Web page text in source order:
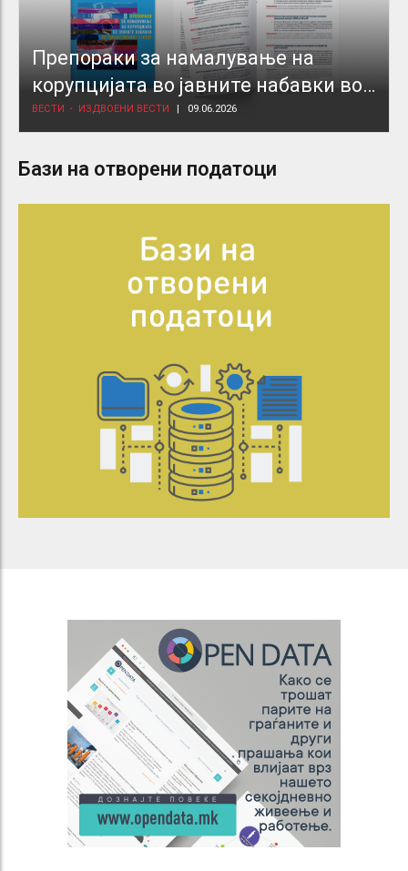
Препораки за намалување на
корупцијата во јавните набавки во
здравствениот сектор
ВЕСТИ ИЗДВОЕНИ ВЕСТИ 09.06.2026
Бази на отворени податоци